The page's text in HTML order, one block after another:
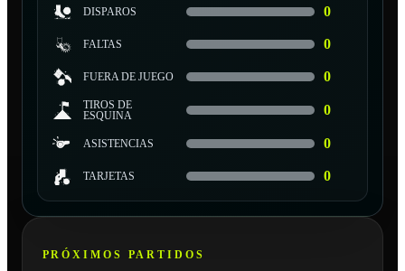
DISPAROS 0
FALTAS 0
FUERA DE JUEGO 0
TIROS DE
ESQUINA
0
ASISTENCIAS 0
TARJETAS 0
PRÓXIMOS PARTIDOS